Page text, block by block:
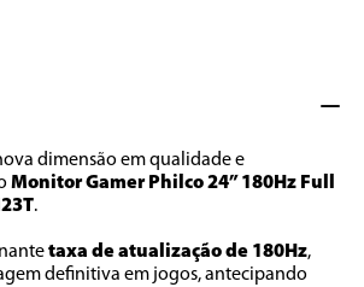
dimensão em qualidade e
Monitor Gamer Philco 24” 180Hz Full
.
taxa de atualização de 180Hz,
definitiva em jogos, antecipando